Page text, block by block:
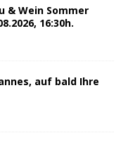
& Wein Sommer
16:30h.
auf bald Ihre